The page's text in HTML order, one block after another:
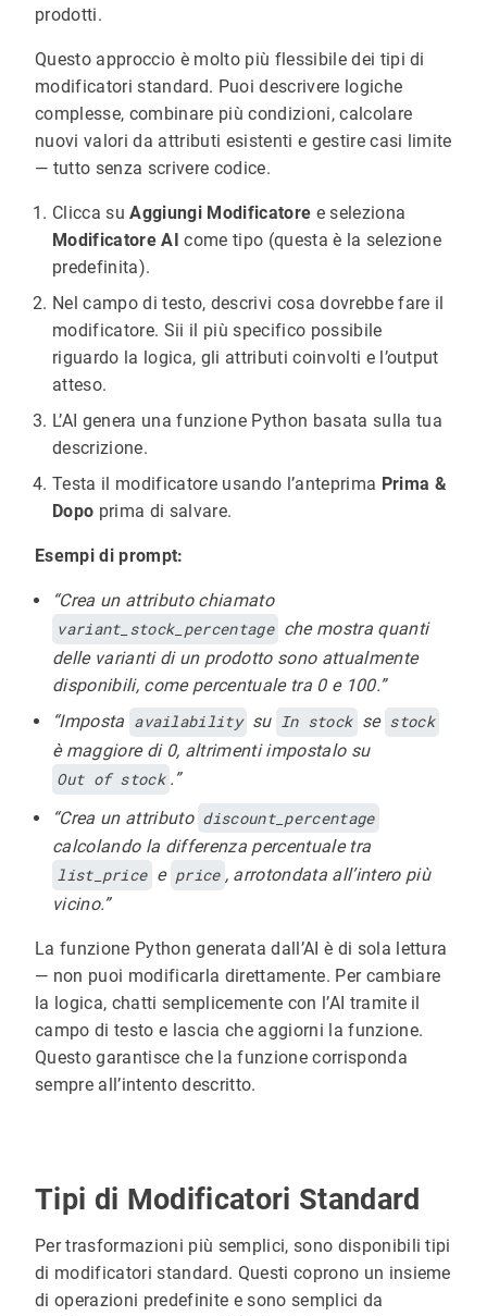
prodotti.
Questo approccio è molto più flessibile dei tipi di
modificatori standard. Puoi descrivere logiche
complesse, combinare più condizioni, calcolare
nuovi valori da attributi esistenti e gestire casi limite
— tutto senza scrivere codice.
Clicca suAggiungi Modificatore e seleziona
Modificatore AI come tipo (questa è la selezione
predefinita).
Nel campo di testo, descrivi cosa dovrebbe fare il
modificatore. Sii il più specifico possibile
riguardo la logica, gli attributi coinvolti e l’output
atteso.
L’AI genera una funzione Python basata sulla tua
descrizione.
Testa il modificatore usando l’anteprima Prima &
Dopo prima di salvare.
Esempi di prompt:
“Crea un attributo chiamato
variant_stock_percentage che mostra quanti
delle varianti di un prodotto sono attualmente
disponibili, come percentuale tra 0 e 100.”
“Imposta availability su In stock se stock
è maggiore di 0, altrimenti impostalo su
Out of stock .”
“Crea un attributo discount_percentage
calcolando la differenza percentuale tra
list_price e price , arrotondata all’intero più
vicino.”
La funzione Python generata dall’AI è di sola lettura
— non puoi modificarla direttamente. Per cambiare
la logica, chatti semplicemente con l’AI tramite il
campo di testo e lascia che aggiorni la funzione.
Questo garantisce che la funzione corrisponda
sempre all’intento descritto.
Tipi di Modificatori Standard
Per trasformazioni più semplici, sono disponibili tipi
di modificatori standard. Questi coprono un insieme
di operazioni predefinite e sono semplici da